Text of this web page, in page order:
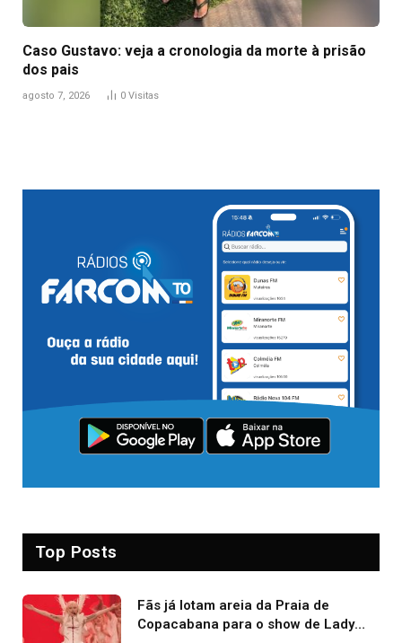
Caso Gustavo: veja a cronologia da morte à prisão
dos pais
agosto 7, 2026 0 Visitas
Top Posts
Fãs já lotam areia da Praia de
Copacabana para o show de Lady